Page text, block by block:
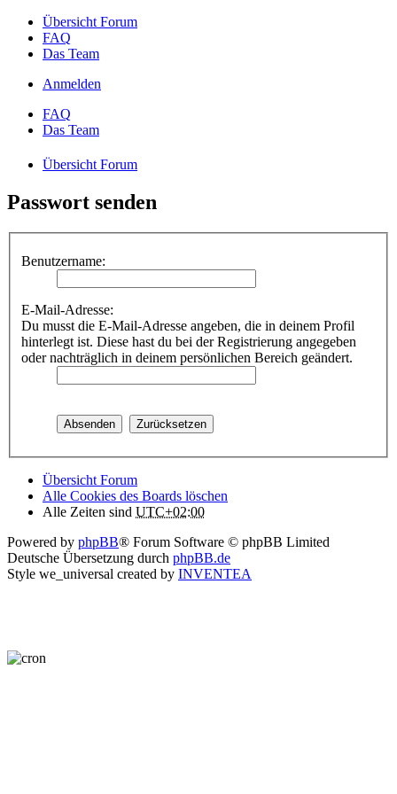
Übersicht Forum
FAQ
Das Team
Anmelden
FAQ
Das Team
Übersicht Forum
Passwort senden
Benutzername:
E-Mail-Adresse:
Du musst die E-Mail-Adresse angeben, die in deinem Profil
hinterlegt ist. Diese hast du bei der Registrierung angegeben
oder nachträglich in deinem persönlichen Bereich geändert.
Übersicht Forum
Alle Cookies des Boards löschen
Alle Zeiten sind UTC+02:00
Powered by phpBB® Forum Software © phpBB Limited
Deutsche Übersetzung durch phpBB.de
Style we_universal created by INVENTEA